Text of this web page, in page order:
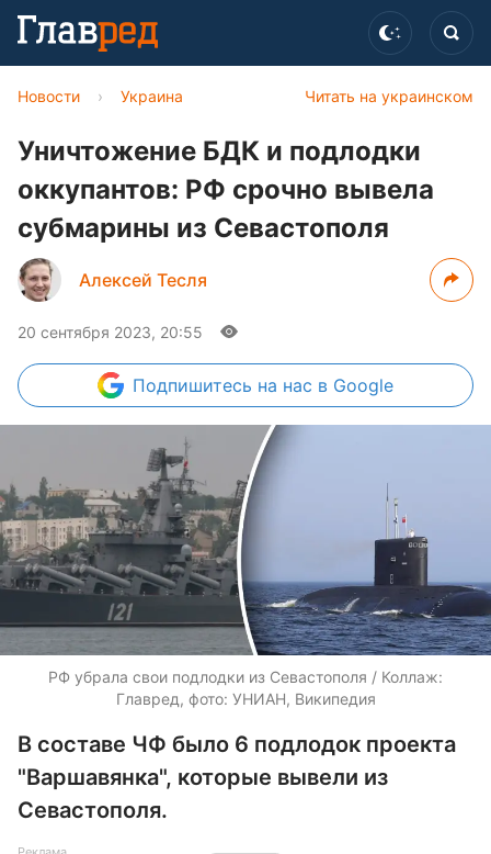
Читать на украинском
Новости › Украина
Уничтожение БДК и подлодки
оккупантов: РФ срочно вывела
субмарины из Севастополя
Алексей Тесля
20 сентября 2023, 20:55
Подпишитесь на нас в Google
РФ убрала свои подлодки из Севастополя / Коллаж:
Главред, фото: УНИАН, Википедия
В составе ЧФ было 6 подлодок проекта
"Варшавянка", которые вывели из
Севастополя.